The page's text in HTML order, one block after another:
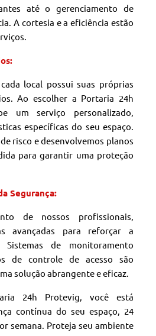
até o gerenciamento de
A cortesia e a eficiência estão
local possui suas próprias
Ao escolher a Portaria 24h
um serviço personalizado,
específicas do seu espaço.
risco e desenvolvemos planos
para garantir uma proteção
Segurança:
de nossos profissionais,
avançadas para reforçar a
de monitoramento
de controle de acesso são
solução abrangente e eficaz.
24h Protevig, você está
contínua do seu espaço, 24
semana. Proteja seu ambiente